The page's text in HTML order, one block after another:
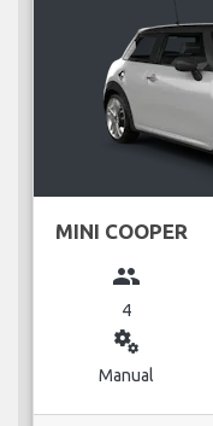
MINI COOPER
group
4
miscellaneous_services
Manual